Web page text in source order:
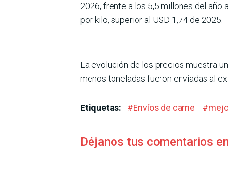
2026, frente a los 5,5 millo­nes del año
por kilo, superior al USD 1,74 de 2025.
La evolución de los precios muestra
menos toneladas fueron enviadas al
Etiquetas: #Envíos de carne #
Déjanos tus comentarios